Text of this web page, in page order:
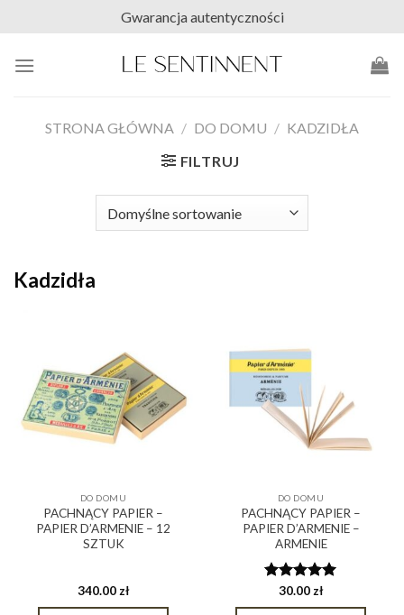
content
Gwarancja autentyczności
STRONA GŁÓWNA / DO DOMU / KADZIDŁA
FILTRUJ
Kadzidła
DO DOMU
PACHNĄCY PAPIER –
PAPIER D’ARMENIE – 12
SZTUK
340.00zł
DO DOMU
PACHNĄCY PAPIER –
PAPIER D’ARMENIE –
ARMENIE
Oceniono
5.00na 5
30.00zł